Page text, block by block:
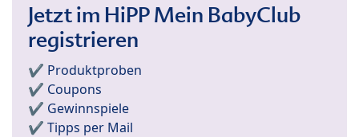
Jetzt im HiPP Mein BabyClub
registrieren
✔️ Produktproben
✔️ Coupons
✔️ Gewinnspiele
✔️ Tipps per Mail